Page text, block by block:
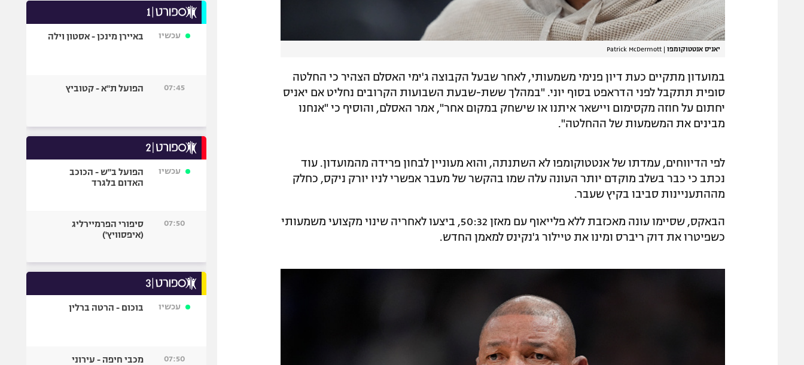
יאניס אנטטוקומפו |
Patrick McDermott
במועדון מתקיים כעת דיון פנימי משמעותי, לאחר שבעל הקבוצה ג'ימי האסלם הצהיר כי החלטה
סופית תתקבל לפני הדראפט בסוף יוני. "במהלך ששת-שבעת השבועות הקרובים נחליט אם יאניס
יחתום על חוזה מקסימום ויישאר איתנו או שישחק במקום אחר", אמר האסלם, והוסיף כי "אנחנו
מבינים את המשמעות של ההחלטה".
לפי הדיווחים, עמדתו של אנטטוקומפו לא השתנתה, והוא מעוניין לבחון פרידה מהמועדון. עוד
נכתב כי כבר בשלב מוקדם יותר העונה עלה שמו בהקשר של מעבר אפשרי לניו יורק ניקס, כחלק
מההתעניינות סביבו בקיץ שעבר.
הבאקס, שסיימו עונה מאכזבת ללא פלייאוף עם מאזן 50:32, ביצעו לאחריה שינוי מקצועי משמעותי
כשפיטרו את דוק ריברס ומינו את טיילור ג'נקינס למאמן החדש.
עכשיו באיירן מינכן - אסטון וילה
07:45 הפועל ת"א - קטוביץ
עכשיו
הפועל ב"ש - הכוכב
האדום בלגרד
07:50
סיפורי הפרמיירליג
(איפסוויץ')
עכשיו בוכום - הרטה ברלין
07:50
מכבי חיפה - עירוני